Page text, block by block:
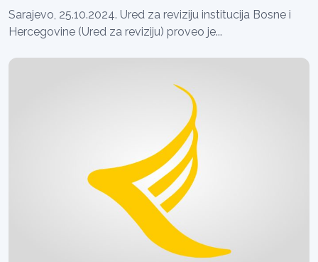
Sarajevo, 25.10.2024. Ured za reviziju institucija Bosne i
Hercegovine (Ured za reviziju) proveo je...